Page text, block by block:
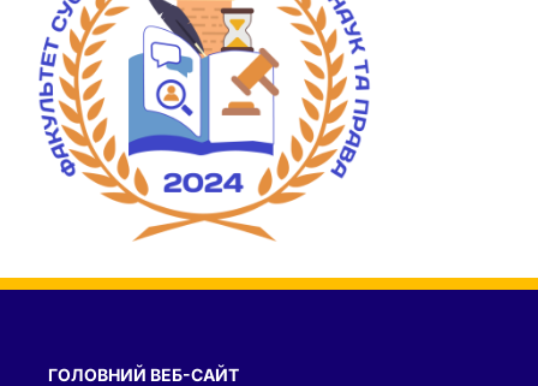
ГОЛОВНИЙ ВЕБ-САЙТ